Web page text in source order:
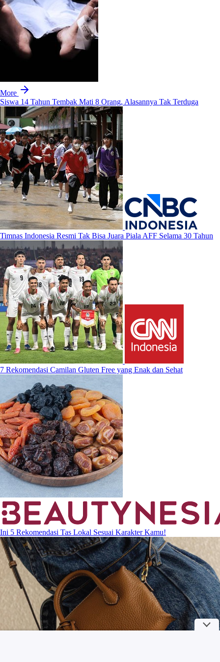
More
Siswa 14 Tahun Tembak Mati 8 Orang, Alasannya Tak Terduga
Timnas Indonesia Resmi Tak Bisa Juara Piala AFF Selama 30 Tahun
7 Rekomendasi Camilan Gluten Free yang Enak dan Sehat
Ini 5 Rekomendasi Tas Lokal Sesuai Karakter Kamu!